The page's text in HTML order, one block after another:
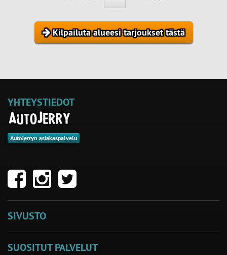
Kilpailuta alueesi tarjoukset tästä
YHTEYSTIEDOT
AutoJerryn asiakaspalvelu
SIVUSTO
SUOSITUT PALVELUT